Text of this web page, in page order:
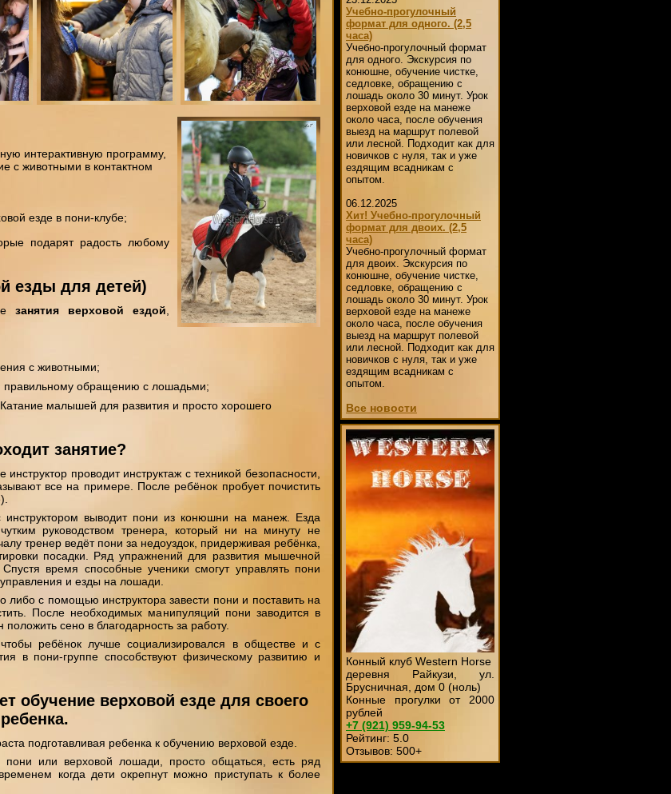
интерактивную программу,
с животными в контактном
езде в пони-клубе;
подарят радость любому
езды для детей)
занятия верховой ездой
с животными;
правильному обращению с лошадьми;
малышей для развития и просто хорошего
занятие?
проводит инструктаж с техникой безопасности,
все на примере. После ребёнок пробует почистить
инструктором выводит пони из конюшни на манеж. Езда
руководством тренера, который ни на минуту не
тренер ведёт пони за недоуздок, придерживая ребёнка,
посадки. Ряд упражнений для развития мышечной
время способные ученики смогут управлять пони
и езды на лошади.
с помощью инструктора завести пони и поставить на
После необходимых манипуляций пони заводится в
сено в благодарность за работу.
ребёнок лучше социализировался в обществе и с
в пони-группе способствуют физическому развитию и
обучение верховой езде для своего
ребенка.
подготавливая ребенка к обучению верховой езде.
или верховой лошади, просто общаться, есть ряд
когда дети окрепнут можно приступать к более
Учебно-прогулочный
формат для одного. (2,5
часа)
Учебно-прогулочный формат
для одного. Экскурсия по
конюшне, обучение чистке,
седловке, обращению с
лошадь около 30 минут. Урок
верховой езде на манеже
около часа, после обучения
выезд на маршрут полевой
или лесной. Подходит как для
новичков с нуля, так и уже
ездящим всадникам с
опытом.
06.12.2025
Хит! Учебно-прогулочный
формат для двоих. (2,5
часа)
Учебно-прогулочный формат
для двоих. Экскурсия по
конюшне, обучение чистке,
седловке, обращению с
лошадь около 30 минут. Урок
верховой езде на манеже
около часа, после обучения
выезд на маршрут полевой
или лесной. Подходит как для
новичков с нуля, так и уже
ездящим всадникам с
опытом.
Все новости
Конный клуб Western Horse
деревня Райкузи, ул.
Брусничная, дом 0 (ноль)
Конные прогулки от 2000
рублей
+7 (921) 959-94-53
Рейтинг: 5.0
Отзывов: 500+